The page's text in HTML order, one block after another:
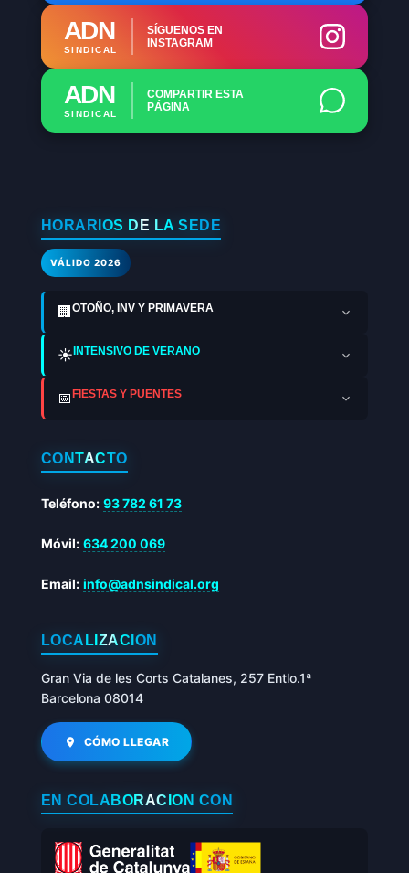
ADN
SINDICAL
SÍGUENOS EN
INSTAGRAM
ADN
SINDICAL
COMPARTIR ESTA
PÁGINA
HORARIOS DE LA SEDE
VÁLIDO 2026
🏢 OTOÑO, INV Y PRIMAVERA
☀️INTENSIVO DE VERANO
📅FIESTAS Y PUENTES
CONTACTO
Teléfono: 93 782 61 73
Móvil: 634 200 069
Email: info@adnsindical.org
LOCALIZACIÓN
Gran Via de les Corts Catalanes, 257 Entlo.1ª
Barcelona 08014
CÓMO LLEGAR
EN COLABORACIÓN CON